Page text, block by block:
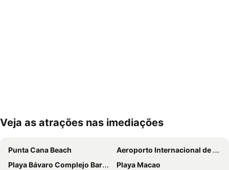
Ampliar mapa
Veja as atrações nas imediações
Punta Cana Beach
Aeroporto Internacional de Punta Cana
Playa Bávaro Complejo Barceló Bávaro
Playa Macao